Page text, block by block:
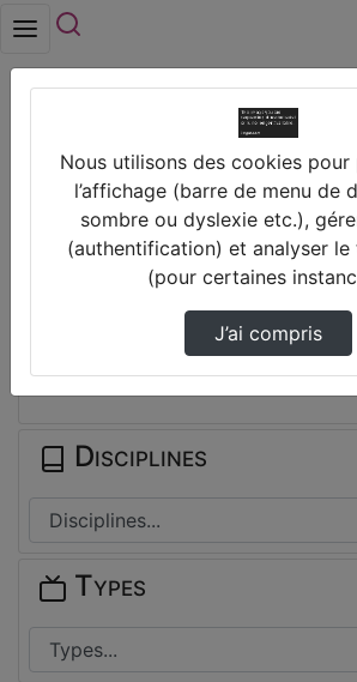
Comment Créer Une Visio
Dans…
Prendre des notes
Il n'y a pas de note disponible pour
Connectez-vous pour en créer une
Disciplines
Types
Nous utilisons des cookies pour
l’affichage (barre de menu de
sombre ou dyslexie etc.),
(authentification) et analyser
(pour certaines
J’ai compris